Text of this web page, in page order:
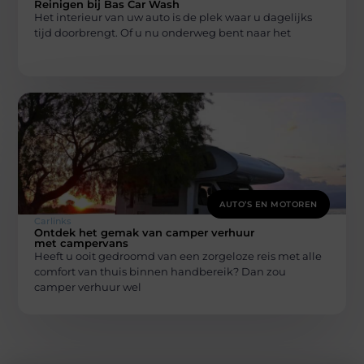
Reinigen bij Bas Car Wash
Het interieur van uw auto is de plek waar u dagelijks
tijd doorbrengt. Of u nu onderweg bent naar het
AUTO’S EN MOTOREN
Carlinks
Ontdek het gemak van camper verhuur
met campervans
Heeft u ooit gedroomd van een zorgeloze reis met alle
comfort van thuis binnen handbereik? Dan zou
camper verhuur wel